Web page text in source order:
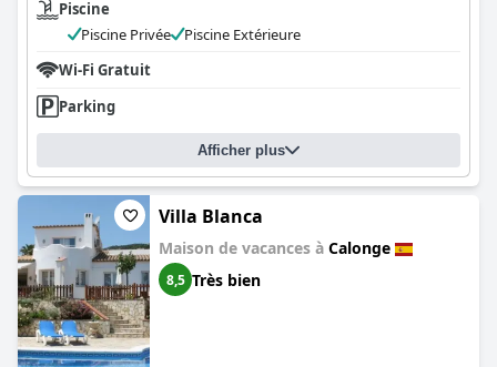
Piscine
Piscine Privée
Piscine Extérieure
Wi-Fi Gratuit
Parking
Afficher plus
Villa Blanca
Maison de vacances à Calonge
8,5 Très bien